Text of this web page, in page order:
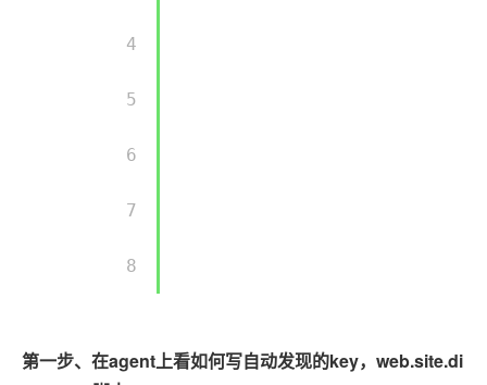
        4
        5
        6
        7
        8
第一步、在agent上看如何写自动发现的key，web.site.di